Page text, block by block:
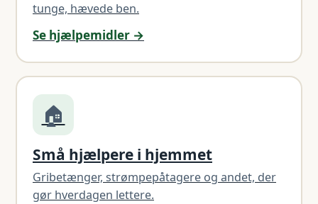
tunge, hævede ben.
Se hjælpemidler →
🏠
Små hjælpere i hjemmet
Gribetænger, strømpepåtagere og andet, der
gør hverdagen lettere.